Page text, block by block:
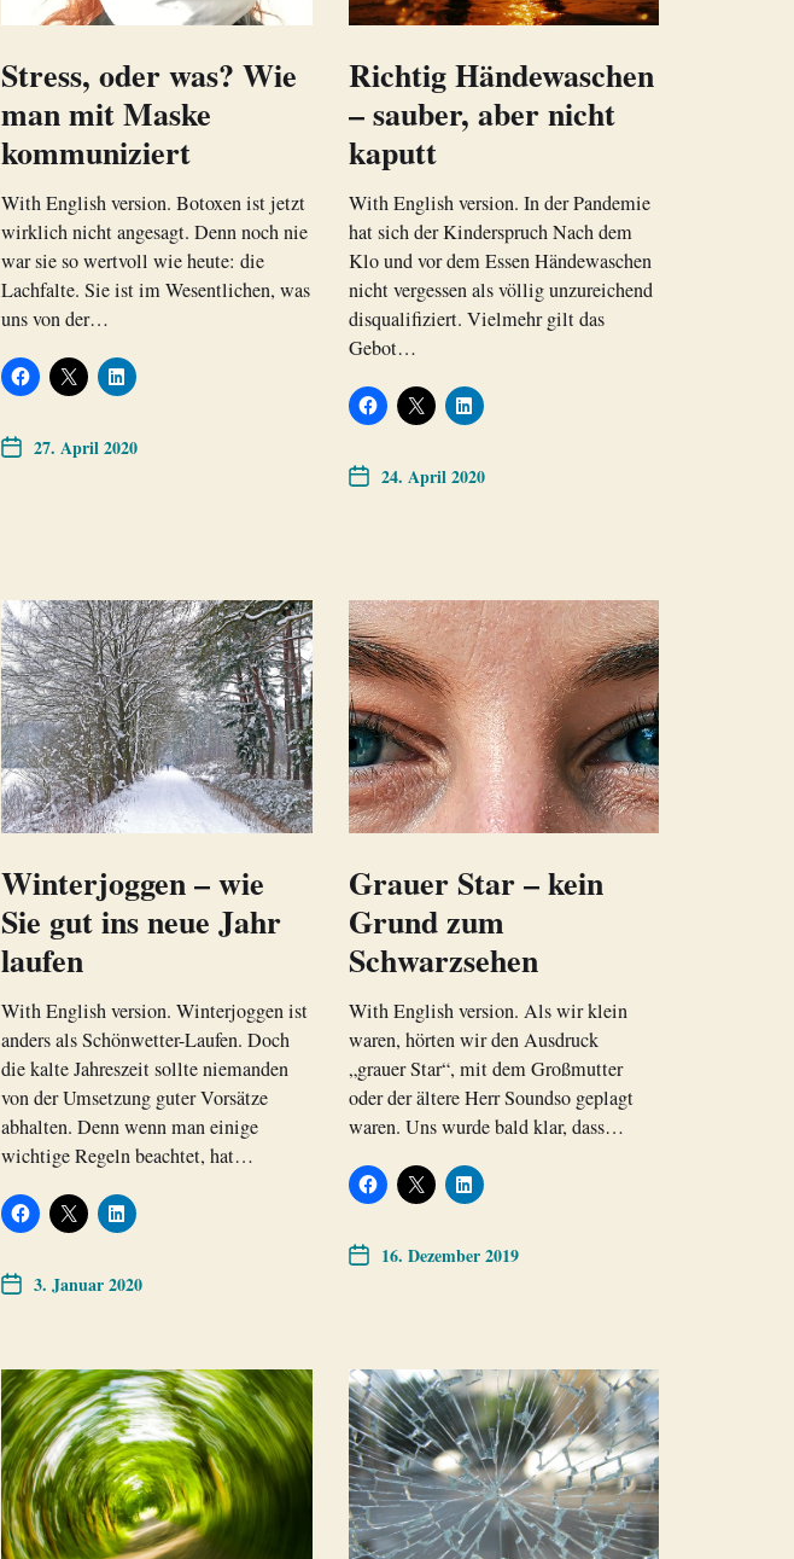
Stress, oder was? Wie
man mit Maske
kommuniziert
With English version. Botoxen ist jetzt
wirklich nicht angesagt. Denn noch nie
war sie so wertvoll wie heute: die
Lachfalte. Sie ist im Wesentlichen, was
uns von der…
27. April 2020
Richtig Händewaschen
– sauber, aber nicht
kaputt
With English version. In der Pandemie
hat sich der Kinderspruch Nach dem
Klo und vor dem Essen Händewaschen
nicht vergessen als völlig unzureichend
disqualifiziert. Vielmehr gilt das
Gebot…
24. April 2020
Winterjoggen – wie
Sie gut ins neue Jahr
laufen
With English version. Winterjoggen ist
anders als Schönwetter-Laufen. Doch
die kalte Jahreszeit sollte niemanden
von der Umsetzung guter Vorsätze
abhalten. Denn wenn man einige
wichtige Regeln beachtet, hat…
3. Januar 2020
Grauer Star – kein
Grund zum
Schwarzsehen
With English version. Als wir klein
waren, hörten wir den Ausdruck
„grauer Star“, mit dem Großmutter
oder der ältere Herr Soundso geplagt
waren. Uns wurde bald klar, dass…
16. Dezember 2019